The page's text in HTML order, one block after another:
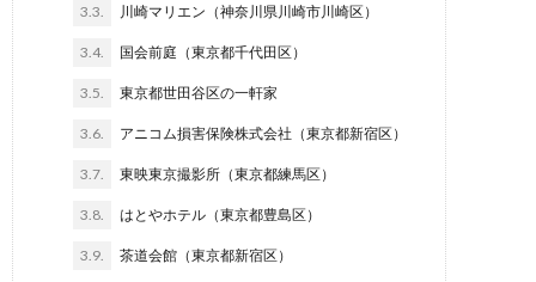
3.3. 川崎マリエン（神奈川県川崎市川崎区）
3.4. 国会前庭（東京都千代田区）
3.5. 東京都世田谷区の一軒家
3.6. アニコム損害保険株式会社（東京都新宿区）
3.7. 東映東京撮影所（東京都練馬区）
3.8. はとやホテル（東京都豊島区）
3.9. 茶道会館（東京都新宿区）